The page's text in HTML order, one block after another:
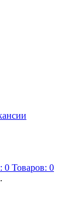
0 Товаров: 0